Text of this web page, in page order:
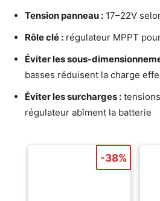
Tension panneau : 17–22V
Rôle clé : régulateur MPPT
Éviter les sous-
basses réduisent la charge
Éviter les surcharges :
régulateur abîment la batterie
-38%